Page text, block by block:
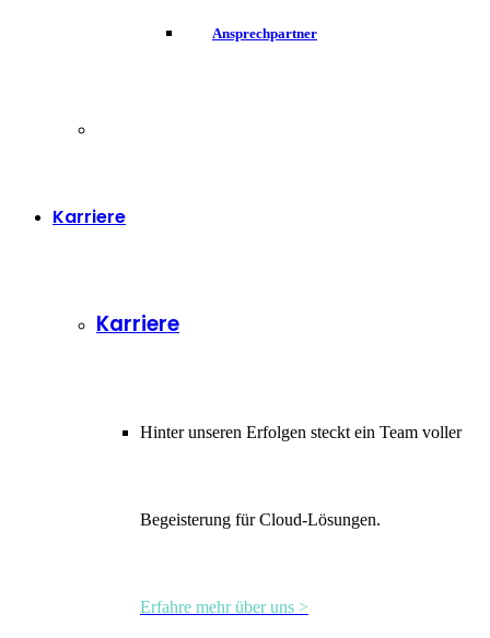
Ansprechpartner
Karriere
Karriere
Hinter unseren Erfolgen steckt ein Team voller
Begeisterung für Cloud-Lösungen.
Erfahre mehr über uns >